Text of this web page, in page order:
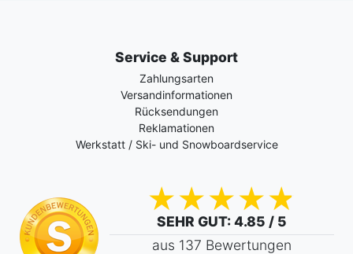
Service & Support
Zahlungsarten
Versandinformationen
Rücksendungen
Reklamationen
Werkstatt / Ski- und Snowboardservice
SEHR GUT: 4.85 / 5
aus 137 Bewertungen